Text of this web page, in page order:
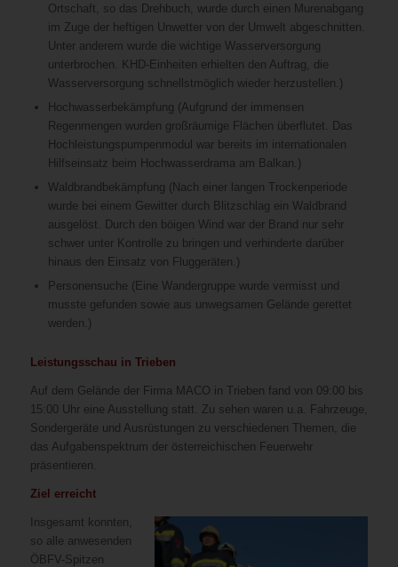
Ortschaft, so das Drehbuch, wurde durch einen Murenabgang
im Zuge der heftigen Unwetter von der Umwelt abgeschnitten.
Unter anderem wurde die wichtige Wasserversorgung
unterbrochen. KHD-Einheiten erhielten den Auftrag, die
Wasserversorgung schnellstmöglich wieder herzustellen.)
Hochwasserbekämpfung (Aufgrund der immensen
Regenmengen wurden großräumige Flächen überflutet. Das
Hochleistungspumpenmodul war bereits im internationalen
Hilfseinsatz beim Hochwasserdrama am Balkan.)
Waldbrandbekämpfung (Nach einer langen Trockenperiode
wurde bei einem Gewitter durch Blitzschlag ein Waldbrand
ausgelöst. Durch den böigen Wind war der Brand nur sehr
schwer unter Kontrolle zu bringen und verhinderte darüber
hinaus den Einsatz von Fluggeräten.)
Personensuche (Eine Wandergruppe wurde vermisst und
musste gefunden sowie aus unwegsamen Gelände gerettet
werden.)
Leistungsschau in Trieben
Auf dem Gelände der Firma MACO in Trieben fand von 09:00 bis
15:00 Uhr eine Ausstellung statt. Zu sehen waren u.a. Fahrzeuge,
Sondergeräte und Ausrüstungen zu verschiedenen Themen, die
das Aufgabenspektrum der österreichischen Feuerwehr
präsentieren.
Ziel erreicht
Insgesamt konnten,
so alle anwesenden
ÖBFV-Spitzen